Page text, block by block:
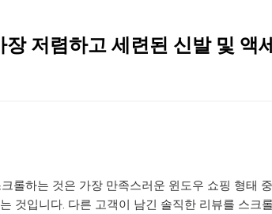
저렴하고 세련된 신발 및 액
롤하는 것은 가장 만족스러운 윈도우 쇼핑 형태
것입니다. 다른 고객이 남긴 솔직한 리뷰를 스